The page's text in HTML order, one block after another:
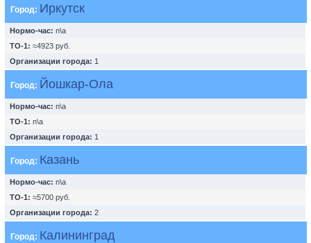
Город: Иркутск
Нормо-час: n\a
ТО-1: ≈4923 руб.
Организации города: 1
Город: Йошкар-Ола
Нормо-час: n\a
ТО-1: n\a
Организации города: 1
Город: Казань
Нормо-час: n\a
ТО-1: ≈5700 руб.
Организации города: 2
Город: Калининград